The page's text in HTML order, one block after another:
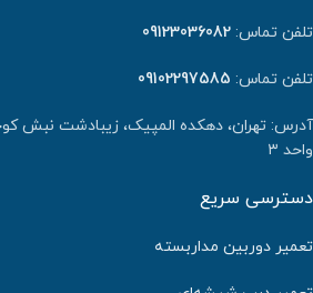
تلفن تماس: 09123036082
تلفن تماس: 09102297585
واحد ۳
دسترسی سریع
تعمیر دوربین مداربسته